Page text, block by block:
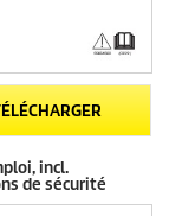
incl.
de sécurité